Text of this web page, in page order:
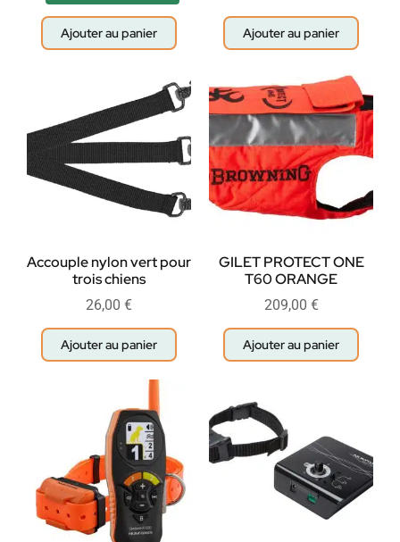
Ajouter au panier Ajouter au panier
Accouple nylon vert pour
trois chiens
26,00 €
Ajouter au panier
GILET PROTECT ONE
T60 ORANGE
209,00 €
Ajouter au panier